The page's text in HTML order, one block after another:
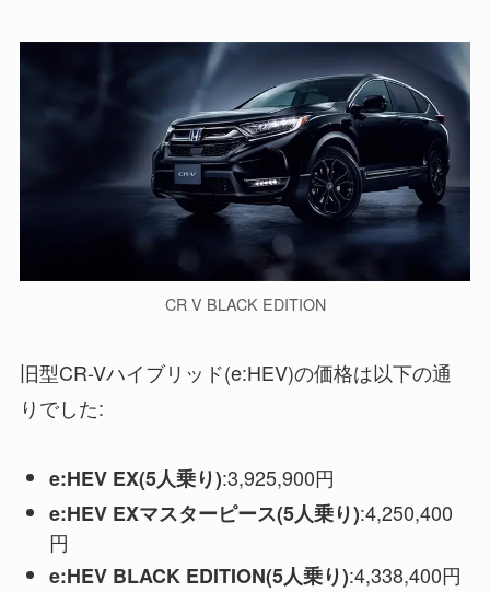
CR V BLACK EDITION
旧型CR-Vハイブリッド(e:HEV)の価格は以下の通
りでした:
e:HEV EX(5人乗り):3,925,900円
e:HEV EXマスターピース(5人乗り):4,250,400
円
e:HEV BLACK EDITION(5人乗り):4,338,400円